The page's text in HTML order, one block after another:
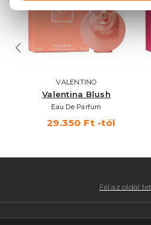
VALENTINO
Valentina Blush
Eau De Parfum
29.350 Ft -tól
Fel az oldal